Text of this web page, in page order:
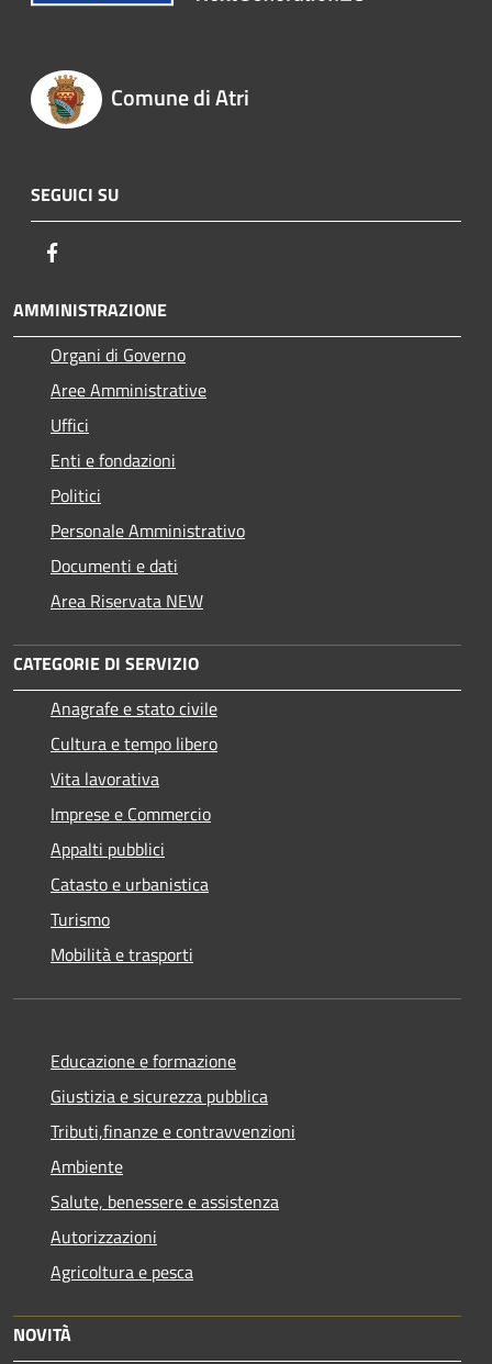
Comune di Atri
SEGUICI SU
AMMINISTRAZIONE
Organi di Governo
Aree Amministrative
Uffici
Enti e fondazioni
Politici
Personale Amministrativo
Documenti e dati
Area Riservata NEW
CATEGORIE DI SERVIZIO
Anagrafe e stato civile
Cultura e tempo libero
Vita lavorativa
Imprese e Commercio
Appalti pubblici
Catasto e urbanistica
Turismo
Mobilità e trasporti
Educazione e formazione
Giustizia e sicurezza pubblica
Tributi,finanze e contravvenzioni
Ambiente
Salute, benessere e assistenza
Autorizzazioni
Agricoltura e pesca
NOVITÀ